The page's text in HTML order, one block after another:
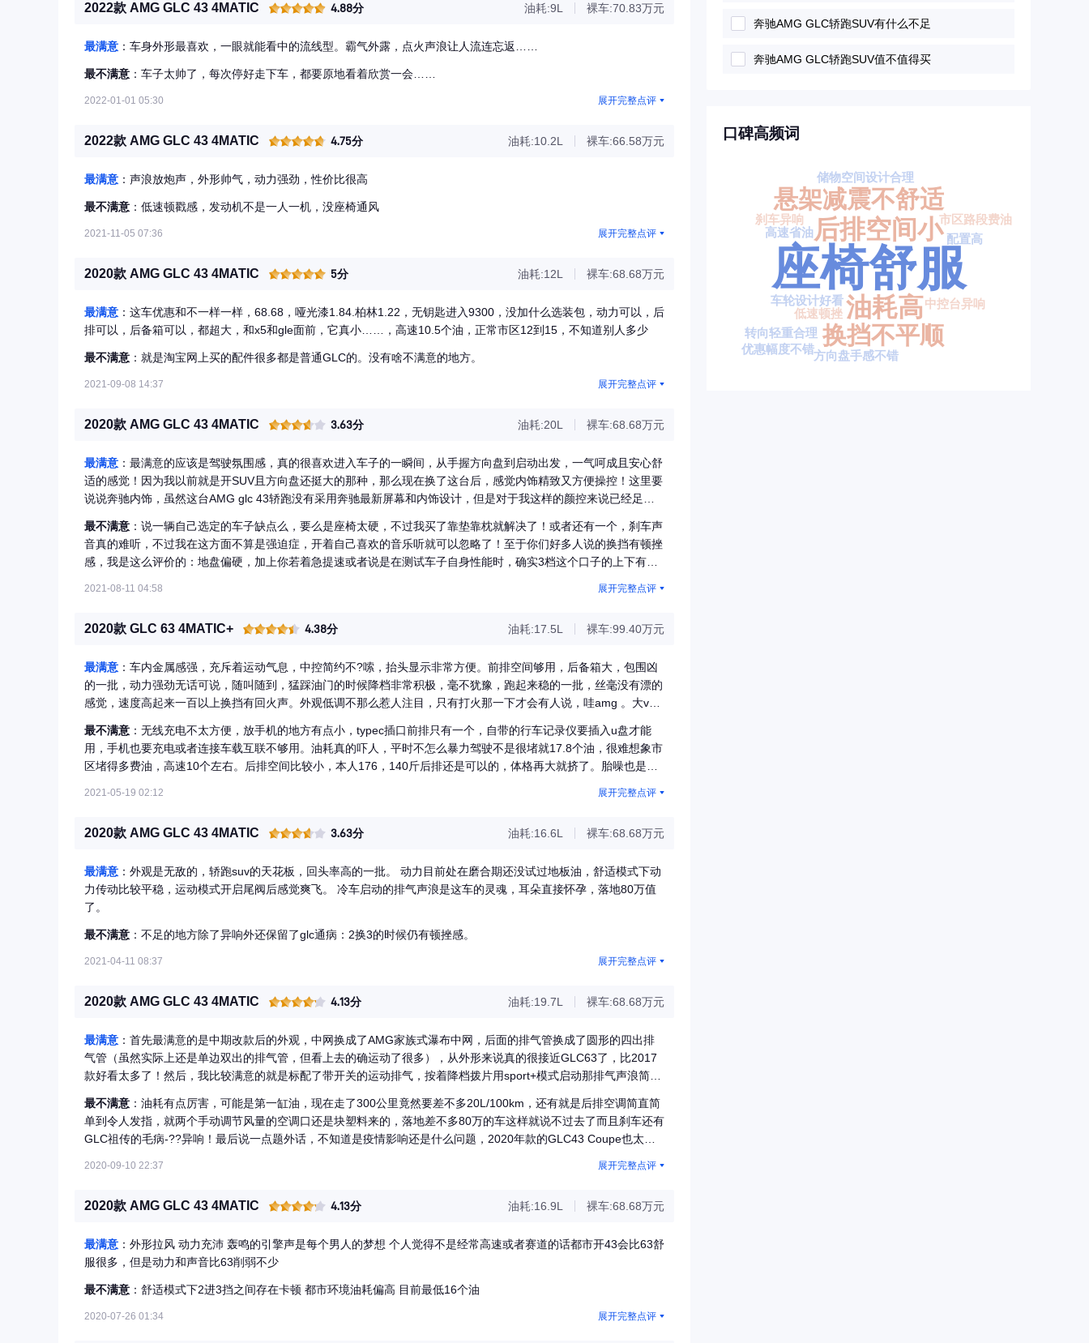
2022款 AMG GLC 43 4MATIC 4.88分 油耗:9L 裸车:70.83万元
最满意 ：车身外形最喜欢，一眼就能看中的流线型。霸气外露，点火声浪让人流连忘返……
最不满意 ：车子太帅了，每次停好走下车，都要原地看着欣赏一会……
2022-01-01 05:30 展开完整点评
2022款 AMG GLC 43 4MATIC 4.75分 油耗:10.2L 裸车:66.58万元
最满意 ：声浪放炮声，外形帅气，动力强劲，性价比很高
最不满意 ：低速顿戳感，发动机不是一人一机，没座椅通风
2021-11-05 07:36 展开完整点评
2020款 AMG GLC 43 4MATIC 5分 油耗:12L 裸车:68.68万元
最满意 ：这车优惠和不一样一样，68.68，哑光漆1.84.柏林1.22，无钥匙进入9300，没加什么选装包，动力可以，后
排可以，后备箱可以，都超大，和x5和gle面前，它真小……，高速10.5个油，正常市区12到15，不知道别人多少
最不满意 ：就是淘宝网上买的配件很多都是普通GLC的。没有啥不满意的地方。
2021-09-08 14:37 展开完整点评
2020款 AMG GLC 43 4MATIC 3.63分 油耗:20L 裸车:68.68万元
最满意 ：最满意的应该是驾驶氛围感，真的很喜欢进入车子的一瞬间，从手握方向盘到启动出发，一气呵成且安心舒
适的感觉！因为我以前就是开SUV且方向盘还挺大的那种，那么现在换了这台后，感觉内饰精致又方便操控！这里要
说说奔驰内饰，虽然这台AMG glc 43轿跑没有采用奔驰最新屏幕和内饰设计，但是对于我这样的颜控来说已经足够
个性又方便使用呀）动力方面就不用多说了，去看数据吧，每个人的操控习惯不同，我已经不是一踩油门就上路飙车
的宝宝了，一般不赶时间下都是“稳”又“速”的，提速不拖泥带水就像我本人没错了！哈哈！难得去城市周边休闲时拉
拉速度的轰鸣感我也不至于头皮发麻（开家里另一辆性能车的运动模式下，路上的声音简直是从牙齿到头皮都麻疼麻
疼的……）目前才开始使用，感受不算太深，以后再详评，优点还是挺多的！
最不满意 ：说一辆自己选定的车子缺点么，要么是座椅太硬，不过我买了靠垫靠枕就解决了！或者还有一个，刹车声
音真的难听，不过我在这方面不算是强迫症，开着自己喜欢的音乐听就可以忽略了！至于你们好多人说的换挡有顿挫
感，我是这么评价的：地盘偏硬，加上你若着急提速或者说是在测试车子自身性能时，确实3档这个口子的上下有很
2021-08-11 04:58 展开完整点评
2020款 GLC 63 4MATIC+ 4.38分 油耗:17.5L 裸车:99.40万元
最满意 ：车内金属感强，充斥着运动气息，中控简约不?嗦，抬头显示非常方便。前排空间够用，后备箱大，包围凶
的一批，动力强劲无话可说，随叫随到，猛踩油门的时候降档非常积极，毫不犹豫，跑起来稳的一批，丝毫没有漂的
感觉，速度高起来一百以上换挡有回火声。外观低调不那么惹人注目，只有打火那一下才会有人说，哇amg 。大v8
居家出行使用（主要是v8双涡轮）。
最不满意 ：无线充电不太方便，放手机的地方有点小，typec插口前排只有一个，自带的行车记录仪要插入u盘才能
用，手机也要充电或者连接车载互联不够用。油耗真的吓人，平时不怎么暴力驾驶不是很堵就17.8个油，很难想象市
区堵得多费油，高速10个左右。后排空间比较小，本人176，140斤后排还是可以的，体格再大就挤了。胎噪也是真
用踩。这一代没有排气阀是非常心痛的！！国六的v8感觉脾气好很多，动静没那么大，好像也没有降档哒哒声，在隧
2021-05-19 02:12 展开完整点评
2020款 AMG GLC 43 4MATIC 3.63分 油耗:16.6L 裸车:68.68万元
最满意 ：外观是无敌的，轿跑suv的天花板，回头率高的一批。 动力目前处在磨合期还没试过地板油，舒适模式下动
力传动比较平稳，运动模式开启尾阀后感觉爽飞。 冷车启动的排气声浪是这车的灵魂，耳朵直接怀孕，落地80万值
了。
最不满意 ：不足的地方除了异响外还保留了glc通病：2换3的时候仍有顿挫感。
2021-04-11 08:37 展开完整点评
2020款 AMG GLC 43 4MATIC 4.13分 油耗:19.7L 裸车:68.68万元
最满意 ：首先最满意的是中期改款后的外观，中网换成了AMG家族式瀑布中网，后面的排气管换成了圆形的四出排
气管（虽然实际上还是单边双出的排气管，但看上去的确运动了很多），从外形来说真的很接近GLC63了，比2017
款好看太多了！然后，我比较满意的就是标配了带开关的运动排气，按着降档拨片用sport+模式启动那排气声浪简直
配置上也升级了很多，AMG方向盘、CarPlay、几何多光束LED大灯，10.25英寸的中控屏幕、液晶显示仪表盘和带
开关运动排气，个人觉得真的很值。
最不满意 ：油耗有点厉害，可能是第一缸油，现在走了300公里竟然要差不多20L/100km，还有就是后排空调简直简
单到令人发指，就两个手动调节风量的空调口还是块塑料来的，落地差不多80万的车这样就说不过去了而且刹车还有
GLC祖传的毛病-??异响！最后说一点题外话，不知道是疫情影响还是什么问题，2020年款的GLC43 Coupe也太少
2020-09-10 22:37 展开完整点评
2020款 AMG GLC 43 4MATIC 4.13分 油耗:16.9L 裸车:68.68万元
最满意 ：外形拉风 动力充沛 轰鸣的引擎声是每个男人的梦想 个人觉得不是经常高速或者赛道的话都市开43会比63舒
服很多，但是动力和声音比63削弱不少
最不满意 ：舒适模式下2进3挡之间存在卡顿 都市环境油耗偏高 目前最低16个油
2020-07-26 01:34 展开完整点评
奔驰AMG GLC轿跑SUV有什么不足
奔驰AMG GLC轿跑SUV值不值得买
口碑高频词